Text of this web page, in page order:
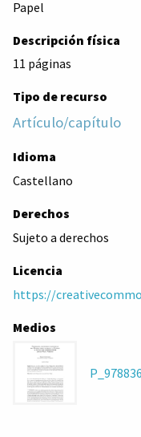
Papel
Descripción física
11 páginas
Tipo de recurso
Artículo/capítulo
Idioma
Castellano
Derechos
Sujeto a derechos
Licencia
https://
Medios